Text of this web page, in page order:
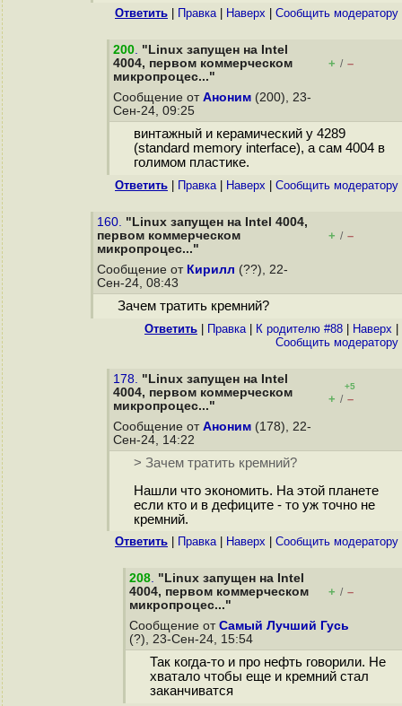
Ответить Правка| Наверх Cообщить модератору
200. "Linux запущен на Intel
4004, первом коммерческом
микропроцес..."
+ / –
Сообщение от Аноним (200), 23-
Сен-24, 09:25
винтажный и керамический у 4289
(standard memory interface), а сам 4004 в
голимом пластике.
Ответить Правка| Наверх Cообщить модератору
160. "Linux запущен на Intel 4004,
первом коммерческом
микропроцес..."
+ / –
Сообщение от Кирилл (??), 22-
Сен-24, 08:43
Зачем тратить кремний?
Ответить Правка| К родителю #88 Наверх
Cообщить модератору
178. "Linux запущен на Intel
4004, первом коммерческом
микропроцес..."
+5
+ / –
Сообщение от Аноним (178), 22-
Сен-24, 14:22
> Зачем тратить кремний?
Нашли что экономить. На этой планете
если кто и в дефиците - то уж точно не
кремний.
Ответить Правка| Наверх Cообщить модератору
208. "Linux запущен на Intel
4004, первом коммерческом
микропроцес..."
+ / –
Сообщение от Самый Лучший Гусь
(?), 23-Сен-24, 15:54
Так когда-то и про нефть говорили. Не
хватало чтобы еще и кремний стал
заканчиватся